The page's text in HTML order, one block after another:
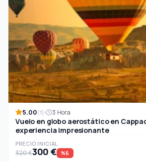
5.00(1) 3 Hora
Vuelo en globo aerostático en
experiencia impresionante
PRECIO INICIAL
320 €300 € %6